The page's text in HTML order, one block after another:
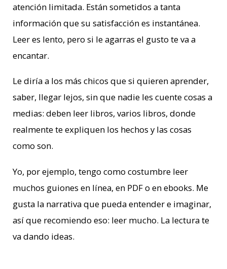
atención limitada. Están sometidos a tanta
información que su satisfacción es instantánea.
Leer es lento, pero si le agarras el gusto te va a
encantar.
Le diría a los más chicos que si quieren aprender,
saber, llegar lejos, sin que nadie les cuente cosas a
medias: deben leer libros, varios libros, donde
realmente te expliquen los hechos y las cosas
como son.
Yo, por ejemplo, tengo como costumbre leer
muchos guiones en línea, en PDF o en ebooks. Me
gusta la narrativa que pueda entender e imaginar,
así que recomiendo eso: leer mucho. La lectura te
va dando ideas.